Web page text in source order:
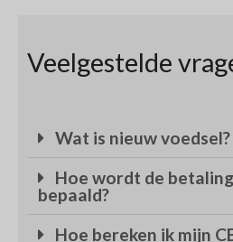
Veelgestelde
Wat is nieuw voedsel?
Hoe wordt de
bepaald?
Hoe bereken ik mijn